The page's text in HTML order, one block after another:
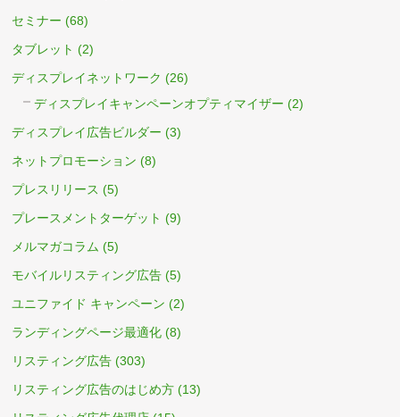
セミナー (68)
タブレット (2)
ディスプレイネットワーク (26)
ディスプレイキャンペーンオプティマイザー (2)
ディスプレイ広告ビルダー (3)
ネットプロモーション (8)
プレスリリース (5)
プレースメントターゲット (9)
メルマガコラム (5)
モバイルリスティング広告 (5)
ユニファイド キャンペーン (2)
ランディングページ最適化 (8)
リスティング広告 (303)
リスティング広告のはじめ方 (13)